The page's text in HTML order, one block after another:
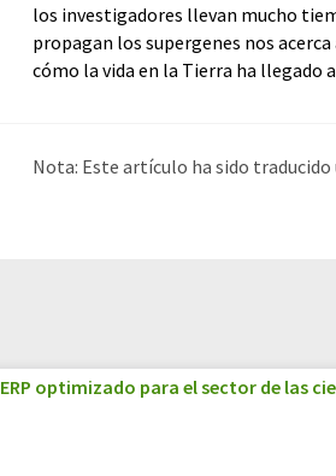
los investigadores llevan mucho
propagan los supergenes nos
cómo la vida en la Tierra ha llegado
Nota: Este artículo ha sido
ERP optimizado para el sector de las